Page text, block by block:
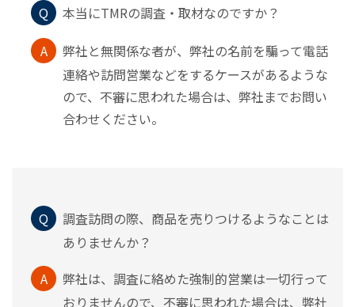
Q
本当にTMRの調査・取材なのですか？
A
弊社と無関係な者が、弊社の名前を騙って電話
連絡や訪問営業などをするケースがあるような
ので、不審に思われた場合は、弊社までお問い
合わせください。
Q
調査訪問の際、商品を売りつけるようなことは
ありませんか？
A
弊社は、調査に絡めた強制的営業は一切行って
おりませんので、不審に思われた場合は、弊社